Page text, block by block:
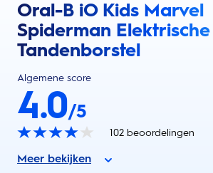
Oral-B iO Kids Marvel
Spiderman Elektrische
Tandenborstel
Algemene score
4.0/5
102 beoordelingen
Meer bekijken